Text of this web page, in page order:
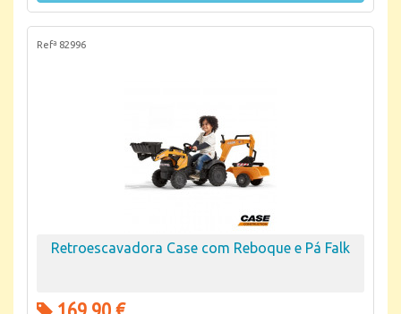
Refª 82996
Retroescavadora Case com Reboque e Pá Falk